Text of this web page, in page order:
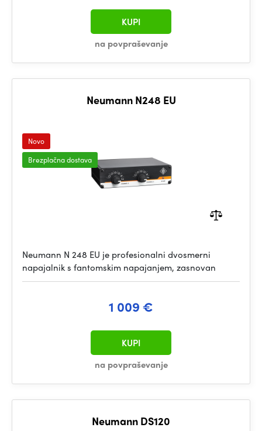
na povpraševanje
KUPI
Neumann N248 EU
Novo
Brezplačna dostava
Neumann N 248 EU je profesionalni dvosmerni
napajalnik s fantomskim napajanjem, zasnovan
1 009 €
na povpraševanje
KUPI
Neumann DS120